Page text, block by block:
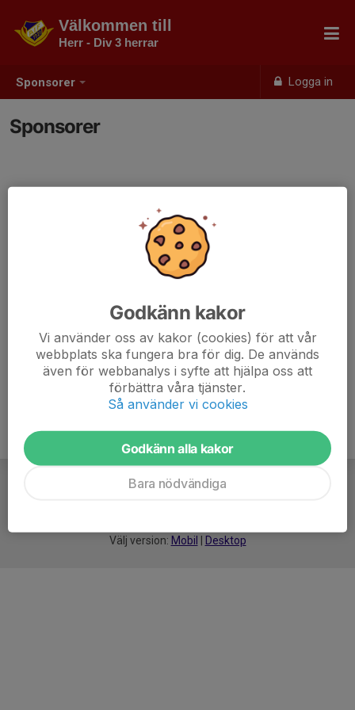
Sponsorer Logga in
Välkommen till
Herr - Div 3 herrar
Sponsorer
Välj version: Mobil Desktop
Godkänn kakor
Vi använder oss av kakor (cookies) för att vår
webbplats ska fungera bra för dig. De används
även för webbanalys i syfte att hjälpa oss att
förbättra våra tjänster.
Så använder vi cookies
Godkänn alla kakor
Bara nödvändiga